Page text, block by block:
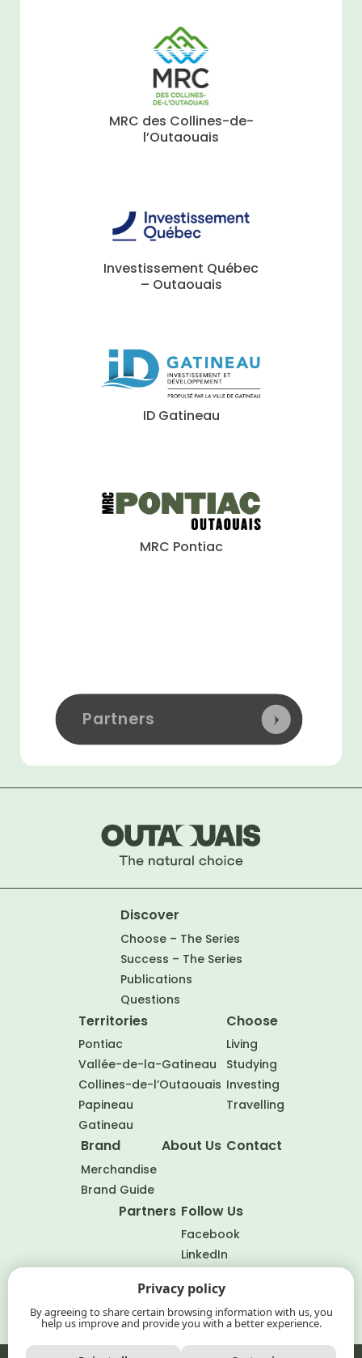
MRC des Collines-de-
l’Outaouais
Investissement Québec
– Outaouais
ID Gatineau
MRC Pontiac
Partners
Discover
Choose – The Series
Success – The Series
Publications
Questions
Territories
Pontiac
Vallée-de-la-Gatineau
Collines-de-l’Outaouais
Papineau
Gatineau
Choose
Living
Studying
Investing
Travelling
Brand
Merchandise
Brand Guide
About Us Contact
Partners Follow Us
Facebook
LinkedIn
FR
Privacy policy
By agreeing to share certain browsing information with us, you
help us improve and provide you with a better experience.